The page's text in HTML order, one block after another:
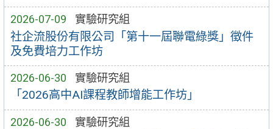
2026-07-09 實驗研究組
社企流股份有限公司「第十一屆聯電綠獎」徵件
及免費培力工作坊
2026-06-30 實驗研究組
「2026高中AI課程教師增能工作坊」
2026-06-30 實驗研究組